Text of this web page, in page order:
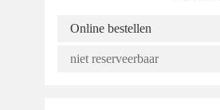
Online bestellen
niet reserveerbaar